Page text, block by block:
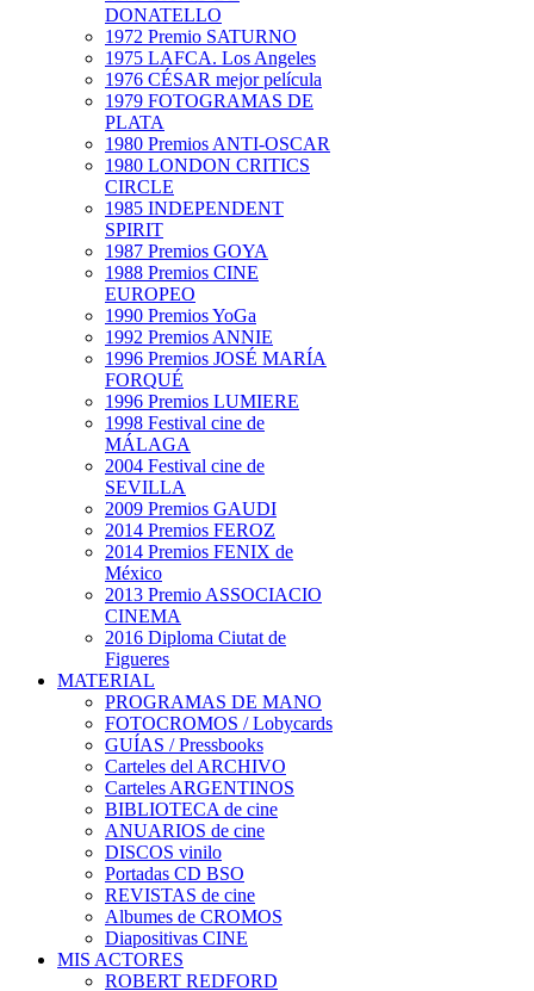
DONATELLO
1972 Premio SATURNO
1975 LAFCA. Los Angeles
1976 CÉSAR mejor película
1979 FOTOGRAMAS DE
PLATA
1980 Premios ANTI-OSCAR
1980 LONDON CRITICS
CIRCLE
1985 INDEPENDENT
SPIRIT
1987 Premios GOYA
1988 Premios CINE
EUROPEO
1990 Premios YoGa
1992 Premios ANNIE
1996 Premios JOSÉ MARÍA
FORQUÉ
1996 Premios LUMIERE
1998 Festival cine de
MÁLAGA
2004 Festival cine de
SEVILLA
2009 Premios GAUDI
2014 Premios FEROZ
2014 Premios FENIX de
México
2013 Premio ASSOCIACIO
CINEMA
2016 Diploma Ciutat de
Figueres
MATERIAL
PROGRAMAS DE MANO
FOTOCROMOS / Lobycards
GUÍAS / Pressbooks
Carteles del ARCHIVO
Carteles ARGENTINOS
BIBLIOTECA de cine
ANUARIOS de cine
DISCOS vinilo
Portadas CD BSO
REVISTAS de cine
Albumes de CROMOS
Diapositivas CINE
MIS ACTORES
ROBERT REDFORD